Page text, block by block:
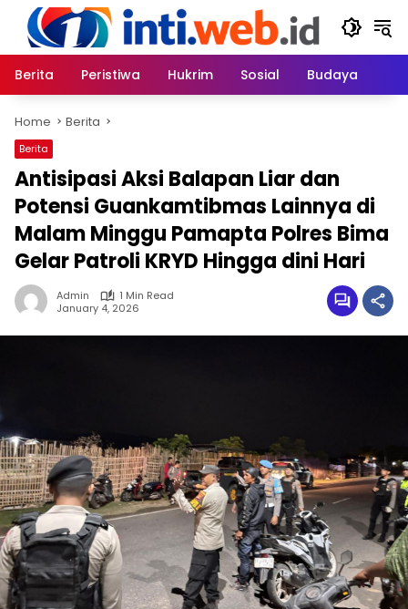
content
Berita
Peristiwa Hukrim Sosial Budaya
Home Berita
Berita
Antisipasi Aksi Balapan Liar dan
Potensi Guankamtibmas Lainnya di
Malam Minggu Pamapta Polres Bima
Gelar Patroli KRYD Hingga dini Hari
Admin
1 Min Read
January 4, 2026